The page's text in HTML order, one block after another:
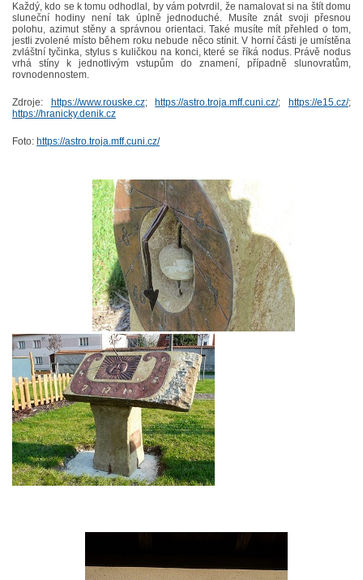
Každý, kdo se k tomu odhodlal, by vám potvrdil, že namalovat si na štít domu
sluneční hodiny není tak úplně jednoduché. Musíte znát svoji přesnou
polohu, azimut stěny a správnou orientaci. Také musíte mít přehled o tom,
jestli zvolené místo během roku nebude něco stínit. V horní části je umístěna
zvláštní tyčinka, stylus s kuličkou na konci, které se říká nodus. Právě nodus
vrhá stíny k jednotlivým vstupům do znamení, případně slunovratům,
rovnodennostem.
Zdroje: https://www.rouske.cz; https://astro.troja.mff.cuni.cz/; https://e15.cz/;
https://hranicky.denik.cz
Foto: https://astro.troja.mff.cuni.cz/